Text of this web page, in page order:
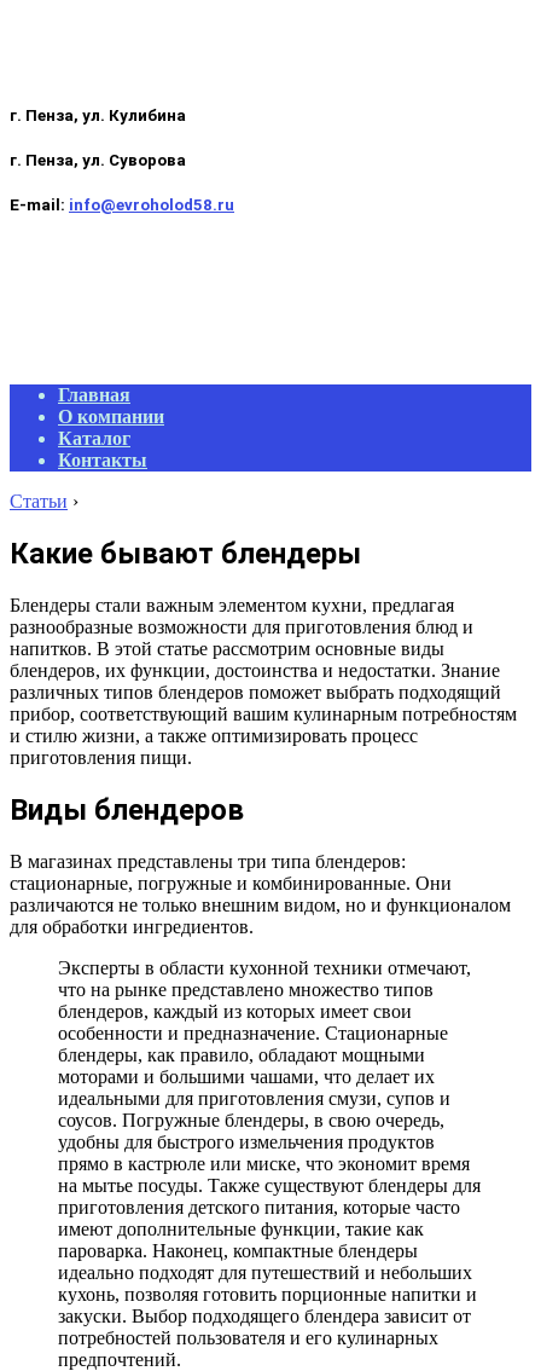
г. Пенза, ул. Кулибина
г. Пенза, ул. Суворова
E-mail: info@evroholod58.ru
Primary
Navigation
Menu
Главная
О компании
Каталог
Контакты
Статьи ›
Какие бывают блендеры
Блендеры стали важным элементом кухни, предлагая
разнообразные возможности для приготовления блюд и
напитков. В этой статье рассмотрим основные виды
блендеров, их функции, достоинства и недостатки. Знание
различных типов блендеров поможет выбрать подходящий
прибор, соответствующий вашим кулинарным потребностям
и стилю жизни, а также оптимизировать процесс
приготовления пищи.
Виды блендеров
В магазинах представлены три типа блендеров:
стационарные, погружные и комбинированные. Они
различаются не только внешним видом, но и функционалом
для обработки ингредиентов.
Эксперты в области кухонной техники отмечают,
что на рынке представлено множество типов
блендеров, каждый из которых имеет свои
особенности и предназначение. Стационарные
блендеры, как правило, обладают мощными
моторами и большими чашами, что делает их
идеальными для приготовления смузи, супов и
соусов. Погружные блендеры, в свою очередь,
удобны для быстрого измельчения продуктов
прямо в кастрюле или миске, что экономит время
на мытье посуды. Также существуют блендеры для
приготовления детского питания, которые часто
имеют дополнительные функции, такие как
пароварка. Наконец, компактные блендеры
идеально подходят для путешествий и небольших
кухонь, позволяя готовить порционные напитки и
закуски. Выбор подходящего блендера зависит от
потребностей пользователя и его кулинарных
предпочтений.